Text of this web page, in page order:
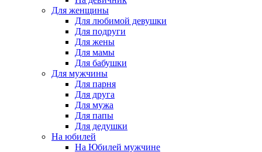
Для женщины
Для любимой девушки
Для подруги
Для жены
Для мамы
Для бабушки
Для мужчины
Для парня
Для друга
Для мужа
Для папы
Для дедушки
На юбилей
На Юбилей мужчине